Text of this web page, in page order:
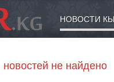
НОВОСТИ
новостей не найдено